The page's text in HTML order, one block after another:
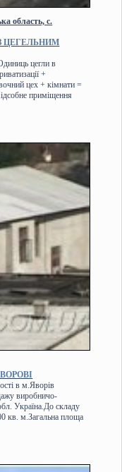
область, с.
ЦЕГЕЛЬНИМ
цегли в
+
цех + кімнати =
приміщення
в м.Яворів
виробничо-
Україна.До складу
кв. м.Загальна площа